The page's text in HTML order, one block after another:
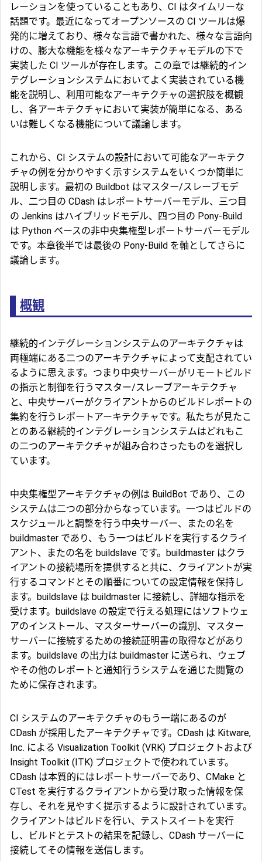
レーションを使っていることもあり、CI はタイムリーな
話題です。最近になってオープンソースの CI ツールは爆
発的に増えており、様々な言語で書かれた、様々な言語向
けの、膨大な機能を様々なアーキテクチャモデルの下で
実装した CI ツールが存在します。この章では継続的イン
テグレーションシステムにおいてよく実装されている機
能を説明し、利用可能なアーキテクチャの選択肢を概観
し、各アーキテクチャにおいて実装が簡単になる、ある
いは難しくなる機能について議論します。
これから、CI システムの設計において可能なアーキテク
チャの例を分かりやすく示すシステムをいくつか簡単に
説明します。最初の Buildbot はマスター/スレーブモデ
ル、二つ目の CDash はレポートサーバーモデル、三つ目
の Jenkins はハイブリッドモデル、四つ目の Pony-Build
は Python ベースの非中央集権型レポートサーバーモデル
です。本章後半では最後の Pony-Build を軸としてさらに
議論します。
概観
継続的インテグレーションシステムのアーキテクチャは
両極端にある二つのアーキテクチャによって支配されてい
るように思えます。つまり中央サーバーがリモートビルド
の指示と制御を行うマスター/スレーブアーキテクチャ
と、中央サーバーがクライアントからのビルドレポートの
集約を行うレポートアーキテクチャです。私たちが見たこ
とのある継続的インテグレーションシステムはどれもこ
の二つのアーキテクチャが組み合わさったものを選択し
ています。
中央集権型アーキテクチャの例は BuildBot であり、この
システムは二つの部分からなっています。一つはビルドの
スケジュールと調整を行う中央サーバー、またの名を
buildmaster であり、もう一つはビルドを実行するクライ
アント、またの名を buildslave です。buildmaster はクラ
イアントの接続場所を提供すると共に、クライアントが実
行するコマンドとその順番についての設定情報を保持し
ます。buildslave は buildmaster に接続し、詳細な指示を
受けます。buildslave の設定で行える処理にはソフトウェ
アのインストール、マスターサーバーの識別、マスター
サーバーに接続するための接続証明書の取得などがあり
ます。buildslave の出力は buildmaster に送られ、ウェブ
やその他のレポートと通知行うシステムを通じた閲覧の
ために保存されます。
CI システムのアーキテクチャのもう一端にあるのが
CDash が採用したアーキテクチャです。CDash は Kitware,
Inc. による Visualization Toolkit (VRK) プロジェクトおよび
Insight Toolkit (ITK) プロジェクトで使われています。
CDash は本質的にはレポートサーバーであり、CMake と
CTest を実行するクライアントから受け取った情報を保
存し、それを見やすく提示するように設計されています。
クライアントはビルドを行い、テストスイートを実行
し、ビルドとテストの結果を記録し、CDash サーバーに
接続してその情報を送信します。